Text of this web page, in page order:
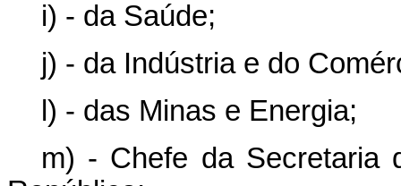
i) - da Saúde;
j) - da Indústria e do
l) - das Minas e Energia;
m) - Chefe da Secretaria